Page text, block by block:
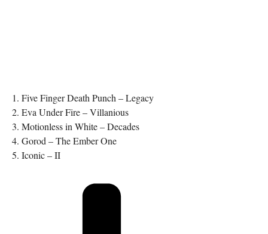
1. Five Finger Death Punch – Legacy
2. Eva Under Fire – Villanious
3. Motionless in White – Decades
4. Gorod – The Ember One
5. Iconic – II